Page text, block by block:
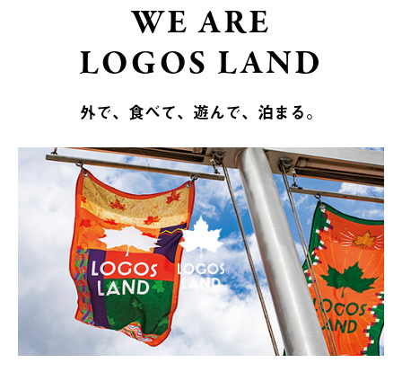
WE ARE
LOGOS LAND
外で、食べて、遊んで、泊まる。